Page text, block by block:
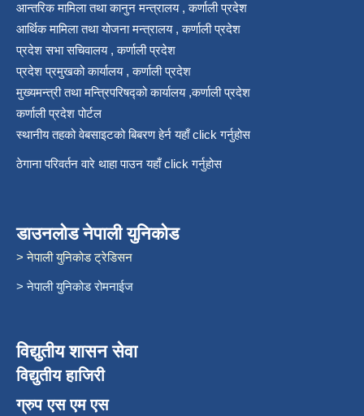
आन्तरिक मामिला तथा कानुन मन्त्रालय , कर्णाली प्रदेश
आर्थिक मामिला तथा योजना मन्त्रालय , कर्णाली प्रदेश
प्रदेश सभा सचिवालय , कर्णाली प्रदेश
प्रदेश प्रमुखको कार्यालय , कर्णाली प्रदेश
मुख्यमन्त्री तथा मन्त्रिपरिषद्को कार्यालय ,कर्णाली प्रदेश
कर्णाली प्रदेश पोर्टल
स्थानीय तहको वेबसाइटको बिबरण हेर्न यहाँ click गर्नुहोस
ठेगाना परिवर्तन वारे थाहा पाउन यहाँ click गर्नुहोस
डाउनलोड नेपाली युनिकोड
> नेपाली युनिकोड ट्रेडिसन
> नेपाली युनिकोड रोमनाईज
विद्युतीय शासन सेवा
विद्युतीय हाजिरी
ग्रुप एस एम एस